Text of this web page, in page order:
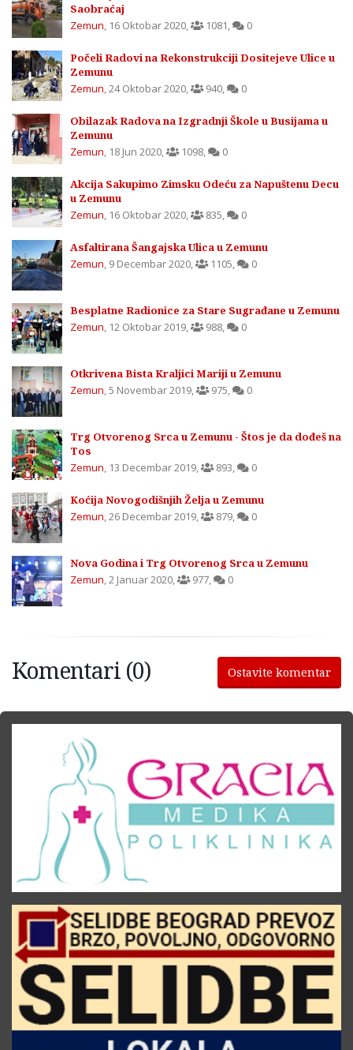
Saobraćaj
Zemun, 16 Oktobar 2020, 1081, 0
Počeli Radovi na Rekonstrukciji Dositejeve Ulice u
Zemunu
Zemun,24 Oktobar 2020, 940, 0
Obilazak Radova na Izgradnji Škole u Busijama u
Zemunu
Zemun, 18 Jun 2020, 1098, 0
Akcija Sakupimo Zimsku Odeću za Napuštenu Decu
u Zemunu
Zemun, 16 Oktobar 2020, 835, 0
Asfaltirana Šangajska Ulica u Zemunu
Zemun, 9 Decembar 2020, 1105, 0
Besplatne Radionice za Stare Sugrađane u Zemunu
Zemun, 12 Oktobar 2019, 988, 0
Otkrivena Bista Kraljici Mariji u Zemunu
Zemun,5 Novembar 2019, 975, 0
Trg Otvorenog Srca u Zemunu - Štos je da dođeš na
Tos
Zemun, 13 Decembar 2019, 893, 0
Koćija Novogodišnjih Želja u Zemunu
Zemun,26 Decembar 2019, 879, 0
Nova Godina i Trg Otvorenog Srca u Zemunu
Zemun,2 Januar 2020, 977, 0
Komentari (0) Ostavite komentar